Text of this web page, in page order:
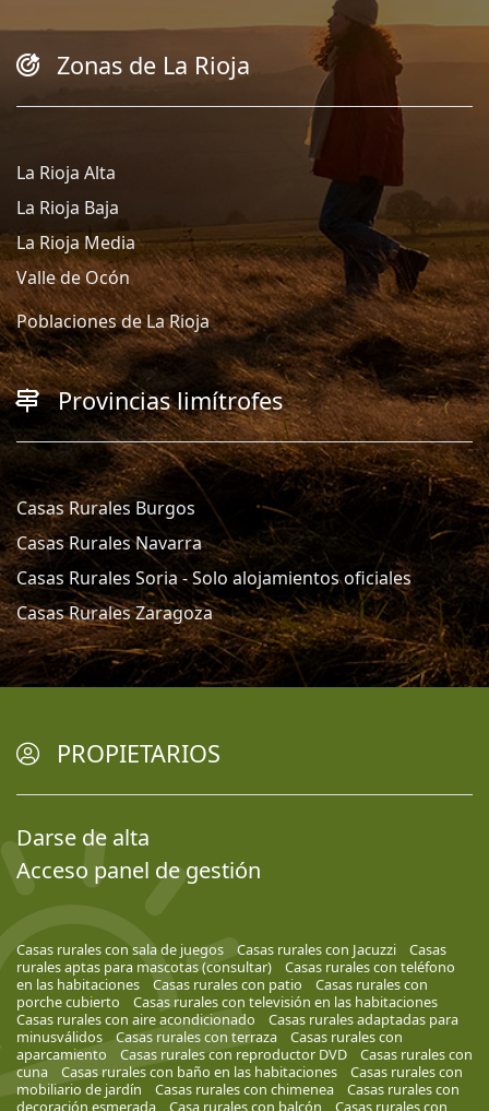
Zonas de La Rioja
La Rioja Alta
La Rioja Baja
La Rioja Media
Valle de Ocón
Poblaciones de La Rioja
Provincias limítrofes
Casas Rurales Burgos
Casas Rurales Navarra
Casas Rurales Soria - Solo alojamientos oficiales
Casas Rurales Zaragoza
PROPIETARIOS
Darse de alta
Acceso panel de gestión
Casas rurales con sala de juegos Casas rurales con Jacuzzi
Casas
rurales aptas para mascotas (consultar)
Casas rurales con teléfono
en las habitaciones
Casas rurales con patio
Casas rurales con
porche cubierto
Casas rurales con televisión en las habitaciones
Casas rurales con aire acondicionado
Casas rurales adaptadas para
minusválidos
Casas rurales con terraza
Casas rurales con
aparcamiento
Casas rurales con reproductor DVD
Casas rurales con
cuna
Casas rurales con baño en las habitaciones
Casas rurales con
mobiliario de jardín
Casas rurales con chimenea
Casas rurales con
decoración esmerada
Casa rurales con balcón Casas rurales con